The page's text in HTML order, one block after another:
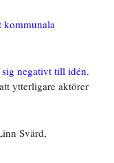
kommunala
negativt till idén.
ytterligare aktörer
Svärd,